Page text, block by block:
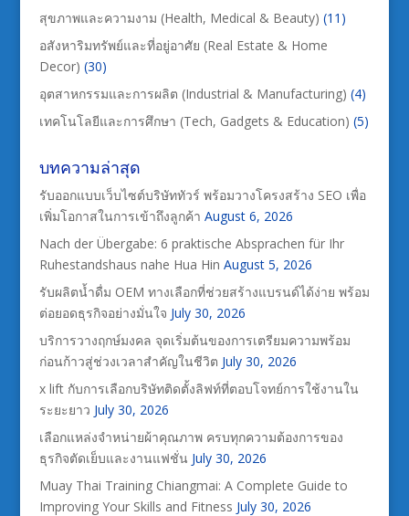
สุขภาพและความงาม (Health, Medical & Beauty) (11)
อสังหาริมทรัพย์และที่อยู่อาศัย (Real Estate & Home
Decor) (30)
อุตสาหกรรมและการผลิต (Industrial & Manufacturing) (4)
เทคโนโลยีและการศึกษา (Tech, Gadgets & Education) (5)
บทความล่าสุด
รับออกแบบเว็บไซต์บริษัททัวร์ พร้อมวางโครงสร้าง SEO เพื่อ
เพิ่มโอกาสในการเข้าถึงลูกค้า August 6, 2026
Nach der Übergabe: 6 praktische Absprachen für Ihr
Ruhestandshaus nahe Hua Hin August 5, 2026
รับผลิตน้ำดื่ม OEM ทางเลือกที่ช่วยสร้างแบรนด์ได้ง่าย พร้อม
ต่อยอดธุรกิจอย่างมั่นใจ July 30, 2026
บริการวางฤกษ์มงคล จุดเริ่มต้นของการเตรียมความพร้อม
ก่อนก้าวสู่ช่วงเวลาสำคัญในชีวิต July 30, 2026
x lift กับการเลือกบริษัทติดตั้งลิฟท์ที่ตอบโจทย์การใช้งานใน
ระยะยาว July 30, 2026
เลือกแหล่งจำหน่ายผ้าคุณภาพ ครบทุกความต้องการของ
ธุรกิจตัดเย็บและงานแฟชั่น July 30, 2026
Muay Thai Training Chiangmai: A Complete Guide to
Improving Your Skills and Fitness July 30, 2026